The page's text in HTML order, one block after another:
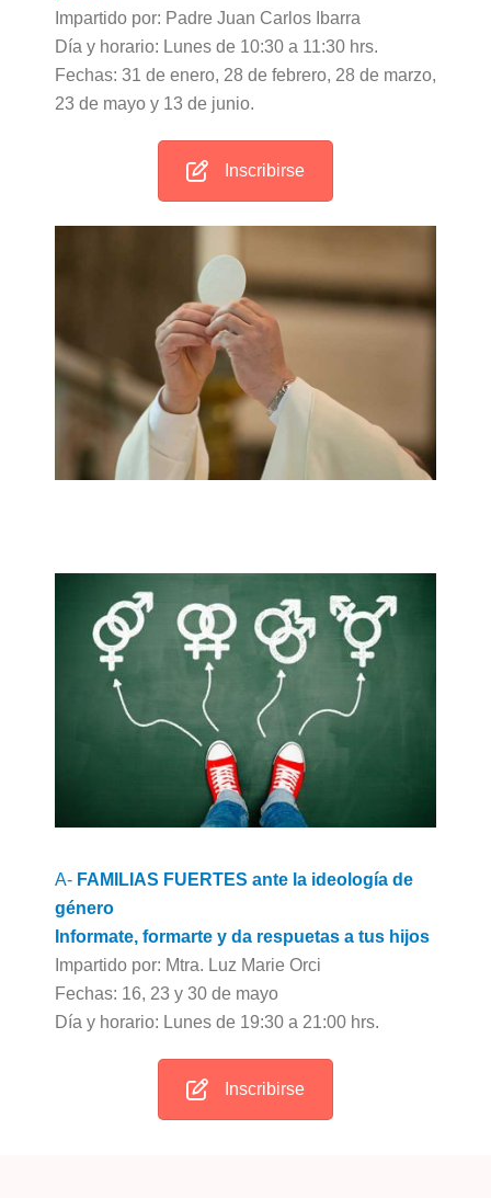
Impartido por: Padre Juan Carlos Ibarra
Día y horario: Lunes de 10:30 a 11:30 hrs.
Fechas: 31 de enero, 28 de febrero, 28 de marzo,
23 de mayo y 13 de junio.
Inscribirse
A- FAMILIAS FUERTES ante la ideología de
género
Informate, formarte y da respuetas a tus hijos
Impartido por: Mtra. Luz Marie Orci
Fechas: 16, 23 y 30 de mayo
Día y horario: Lunes de 19:30 a 21:00 hrs.
Inscribirse